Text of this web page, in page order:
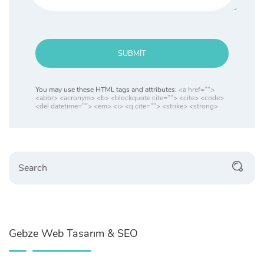
SUBMIT
You may use these HTML tags and attributes: <a href="">
<abbr> <acronym> <b> <blockquote cite=""> <cite> <code>
<del datetime=""> <em> <i> <q cite=""> <strike> <strong>
Gebze Web Tasarım & SEO